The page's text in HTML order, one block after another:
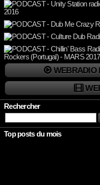
WEBRADIO
Rechercher
Top posts du mois